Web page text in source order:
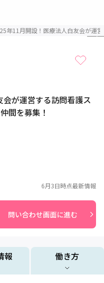
年11月開設！医療法人白友会が運
が運営する訪問看護ス
間を募集！
問い合わせ画面に進む
6月3日時点最新情報
報 働き方